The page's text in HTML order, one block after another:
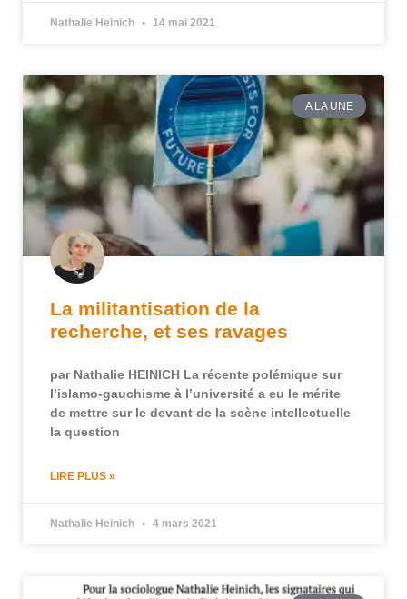
Nathalie Heinich 14 mai 2021
A LA UNE
La militantisation de la
recherche, et ses ravages
par Nathalie HEINICH La récente polémique sur
l’islamo-gauchisme à l’université a eu le mérite
de mettre sur le devant de la scène intellectuelle
la question
LIRE PLUS »
Nathalie Heinich 4 mars 2021